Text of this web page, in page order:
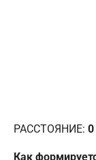
РАССТОЯНИЕ: 0
Как